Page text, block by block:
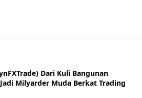
Dari Kuli Bangunan
Milyarder Muda Berkat Trading